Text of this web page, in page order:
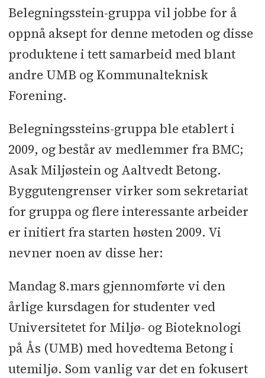
Belegningsstein-gruppa vil jobbe for å
oppnå aksept for denne metoden og disse
produktene i tett samarbeid med blant
andre UMB og Kommunalteknisk
Forening.
Belegningssteins-gruppa ble etablert i
2009, og består av medlemmer fra BMC;
Asak Miljøstein og Aaltvedt Betong.
Byggutengrenser virker som sekretariat
for gruppa og flere interessante arbeider
er initiert fra starten høsten 2009. Vi
nevner noen av disse her:
Mandag 8.mars gjennomførte vi den
årlige kursdagen for studenter ved
Universitetet for Miljø- og Bioteknologi
på Ås (UMB) med hovedtema Betong i
utemiljø. Som vanlig var det en fokusert